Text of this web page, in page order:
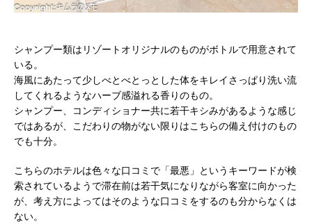
シャンプー類はリゾートオリジナルのものがボトルで用意されて
いる。
海風にあたって少しべとべとっとした体をキレイさっぱり洗い流
してくれるようなハーブ感溢れる香りのもの。
シャンプー、コンディショナー共に若干キシみがあるような感じ
ではあるが、こだわりの物がない限りはこちらの備え付けのもの
でも十分。
こちらのホテルは色々な口コミで「最悪」というキーワードが検
索されているようで滞在前は若干気になりながら客室に向かった
が、考え方によってはそのような口コミをするのも分からなくは
ない。